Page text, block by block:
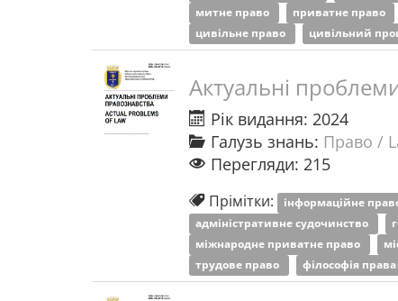
митне право
приватне право
цивільне право
цивільний
Актуальні
Рік видання: 2024
Галузь знань: Право /
Перегляди: 215
Прімітки: інформаційне
адміністративне судочинство
міжнародне приватне право
трудове право
філософія права